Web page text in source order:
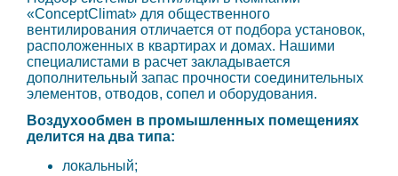
«ConceptClimat» для общественного
вентилирования отличается от подбора установок,
расположенных в квартирах и домах. Нашими
специалистами в расчет закладывается
дополнительный запас прочности соединительных
элементов, отводов, сопел и оборудования.
Воздухообмен в промышленных помещениях
делится на два типа:
локальный;